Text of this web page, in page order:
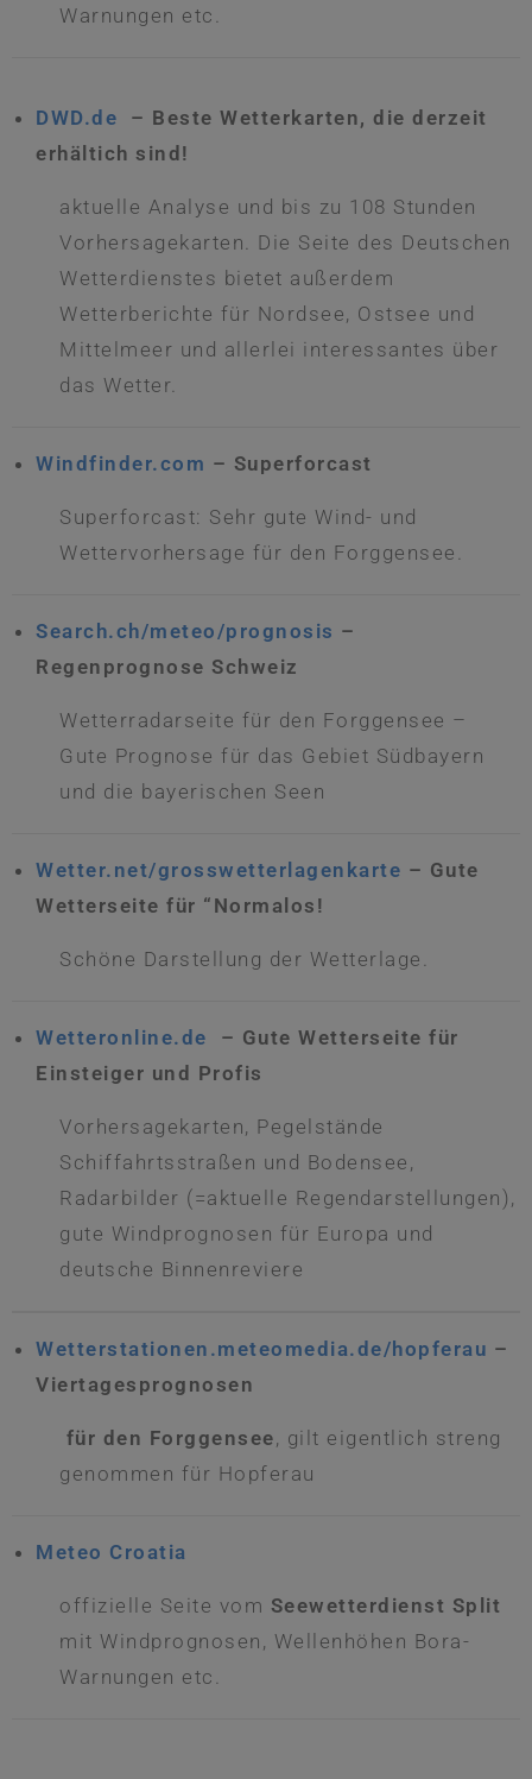
Warnungen etc.
DWD.de
– Beste Wetterkarten, die derzeit
erhältich sind!
aktuelle Analyse und bis zu 108 Stunden
Vorhersagekarten. Die Seite des Deutschen
Wetterdienstes bietet außerdem
Wetterberichte für Nordsee, Ostsee und
Mittelmeer und allerlei interessantes über
das Wetter.
Windfinder.com – Superforcast
Superforcast: Sehr gute Wind- und
Wettervorhersage für den Forggensee.
Search.ch/meteo/prognosis –
Regenprognose Schweiz
Wetterradarseite für den Forggensee –
Gute Prognose für das Gebiet Südbayern
und die bayerischen Seen
Wetter.net/grosswetterlagenkarte – Gute
Wetterseite für “Normalos!
Schöne Darstellung der Wetterlage.
Wetteronline.de
– Gute Wetterseite für
Einsteiger und Profis
Vorhersagekarten, Pegelstände
Schiffahrtsstraßen und Bodensee,
Radarbilder (=aktuelle Regendarstellungen),
gute Windprognosen für Europa und
deutsche Binnenreviere
Wetterstationen.meteomedia.de/hopferau –
Viertagesprognosen
für den Forggensee, gilt eigentlich streng
genommen für Hopferau
Meteo Croatia
offizielle Seite vom Seewetterdienst Split
mit Windprognosen, Wellenhöhen Bora-
Warnungen etc.